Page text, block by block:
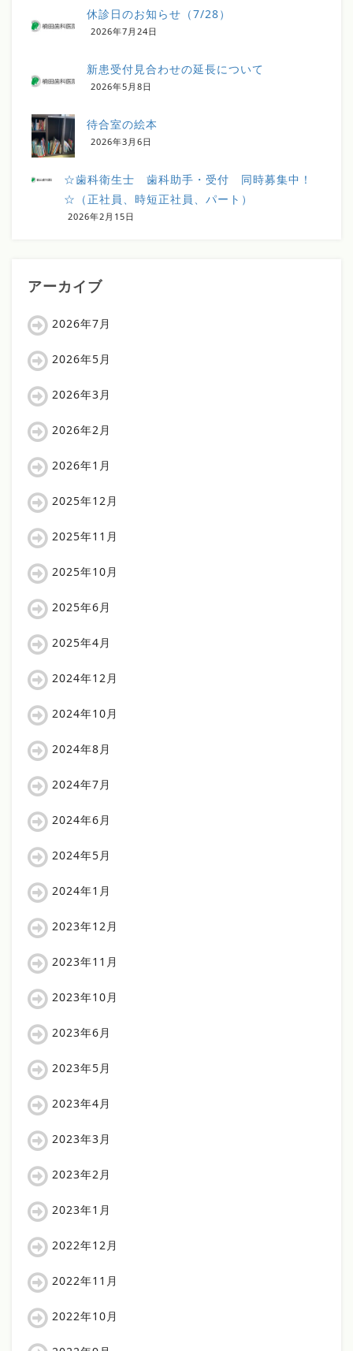
休診日のお知らせ（7/28）
2026年7月24日
新患受付見合わせの延長について
2026年5月8日
待合室の絵本
2026年3月6日
☆歯科衛生士 歯科助手・受付 同時募集中！
☆（正社員、時短正社員、パート）
2026年2月15日
アーカイブ
2026年7月
2026年5月
2026年3月
2026年2月
2026年1月
2025年12月
2025年11月
2025年10月
2025年6月
2025年4月
2024年12月
2024年10月
2024年8月
2024年7月
2024年6月
2024年5月
2024年1月
2023年12月
2023年11月
2023年10月
2023年6月
2023年5月
2023年4月
2023年3月
2023年2月
2023年1月
2022年12月
2022年11月
2022年10月